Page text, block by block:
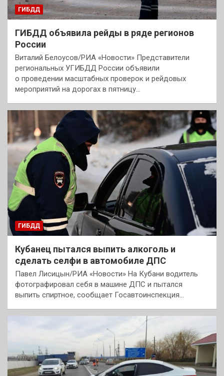
ГИБДД
ГИБДД объявила рейды в ряде регионов
России
Виталий Белоусов/РИА «Новости» Представители
региональных УГИБДД России объявили
о проведении масштабных проверок и рейдовых
мероприятий на дорогах в пятницу…
ГИБДД
Кубанец пытался выпить алкоголь и
сделать селфи в автомобиле ДПС
Павел Лисицын/РИА «Новости» На Кубани водитель
фотографировал себя в машине ДПС и пытался
выпить спиртное, сообщает Госавтоинспекция…